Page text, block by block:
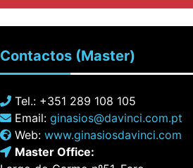
Contactos (Master)
Tel.: +351 289 108 105
Email: ginasios@davinci.com.pt
Web: www.ginasiosdavinci.com
Master Office: